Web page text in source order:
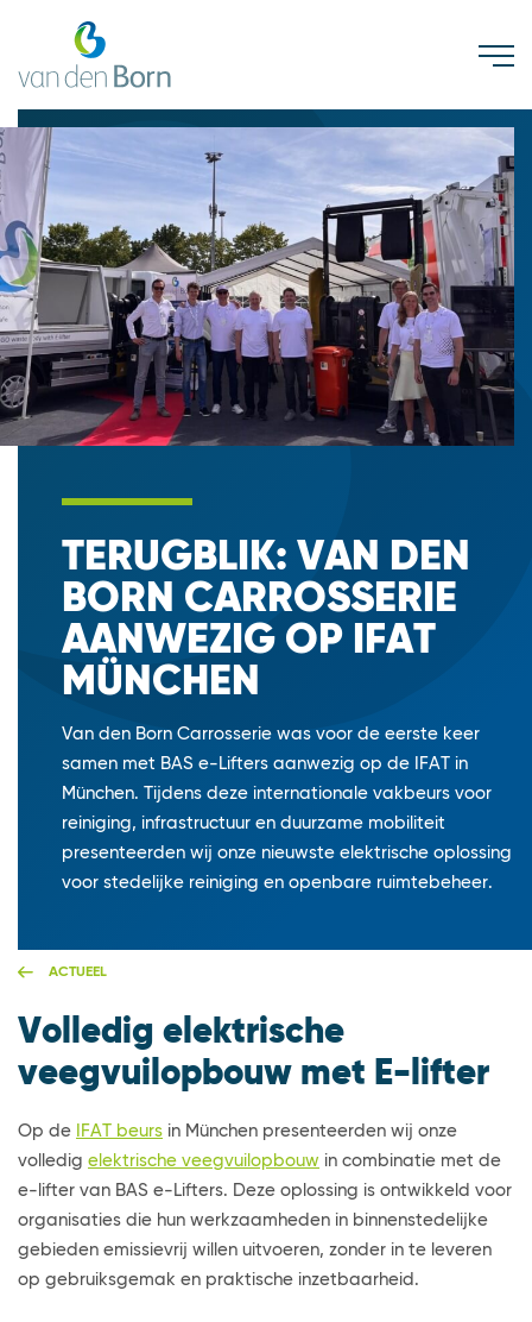
TERUGBLIK: VAN DEN
BORN CARROSSERIE
AANWEZIG OP IFAT
MÜNCHEN
Van den Born Carrosserie was voor de eerste keer
samen met BAS e-Lifters aanwezig op de IFAT in
München. Tijdens deze internationale vakbeurs voor
reiniging, infrastructuur en duurzame mobiliteit
presenteerden wij onze nieuwste elektrische oplossing
voor stedelijke reiniging en openbare ruimtebeheer.
ACTUEEL
Volledig elektrische
veegvuilopbouw met E-lifter
Op de IFAT beurs in München presenteerden wij onze
volledig elektrische veegvuilopbouw in combinatie met de
e-lifter van BAS e-Lifters. Deze oplossing is ontwikkeld voor
organisaties die hun werkzaamheden in binnenstedelijke
gebieden emissievrij willen uitvoeren, zonder in te leveren
op gebruiksgemak en praktische inzetbaarheid.